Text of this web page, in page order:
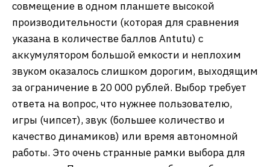
совмещение в одном планшете высокой
производительности (которая для сравнения
указана в количестве баллов Antutu) c
аккумулятором большой емкости и неплохим
звуком оказалось слишком дорогим, выходящим
за ограничение в 20 000 рублей. Выбор требует
ответа на вопрос, что нужнее пользователю,
игры (чипсет), звук (большее количество и
качество динамиков) или время автономной
работы. Это очень странные рамки выбора для